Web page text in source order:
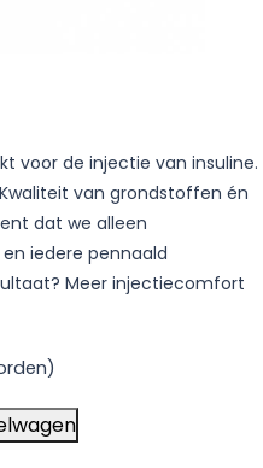
voor de injectie van insuline.
van grondstoffen én
dat we alleen
iedere pennaald
Meer injectiecomfort